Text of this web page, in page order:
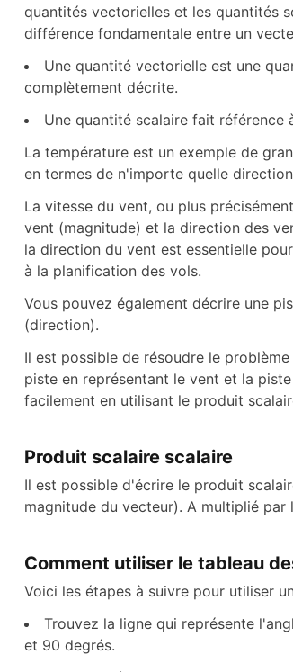
quantités vectorielles et les quantités
différence fondamentale entre un
Une quantité vectorielle est une
complètement décrite.
Une quantité scalaire fait référence
La température est un exemple de
en termes de n'importe quelle
La vitesse du vent, ou plus
vent (magnitude) et la direction des
la direction du vent est essentielle
à la planification des vols.
Vous pouvez également décrire une
(direction).
Il est possible de résoudre le
piste en représentant le vent et la
facilement en utilisant le produit
Produit scalaire scalaire
Il est possible d'écrire le produit
magnitude du vecteur). A multiplié
Comment utiliser le tableau
Voici les étapes à suivre pour utiliser
Trouvez la ligne qui représente
et 90 degrés.